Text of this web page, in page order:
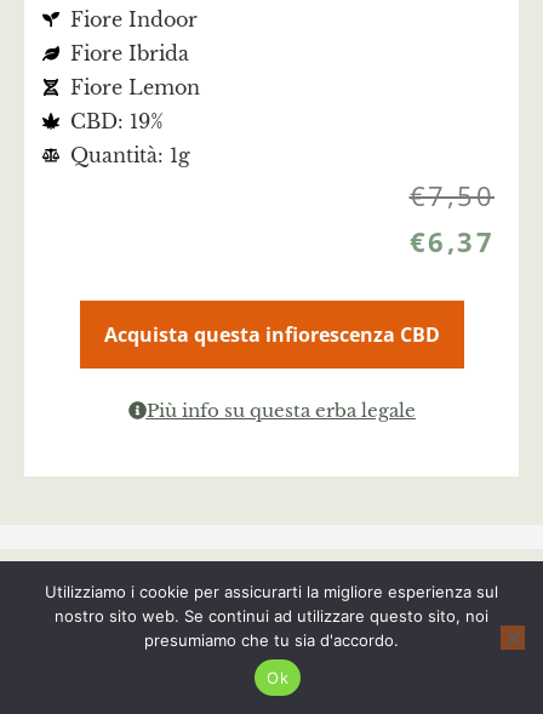
Fiore Indoor
Fiore Ibrida
Fiore Lemon
CBD: 19%
Quantità: 1g
€7,50
€6,37
Acquista questa infiorescenza CBD
Più info su questa erba legale
Segui Cannalight!
Utilizziamo i cookie per assicurarti la migliore esperienza sul
nostro sito web. Se continui ad utilizzare questo sito, noi
presumiamo che tu sia d'accordo.
Ok